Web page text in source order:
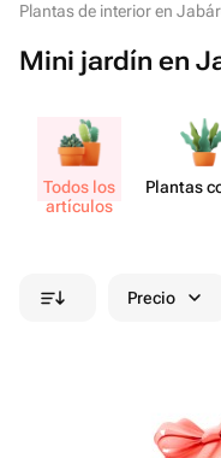
Plantas de interior en
Mini jardín en
Todos los
artículos
Plantas
Precio